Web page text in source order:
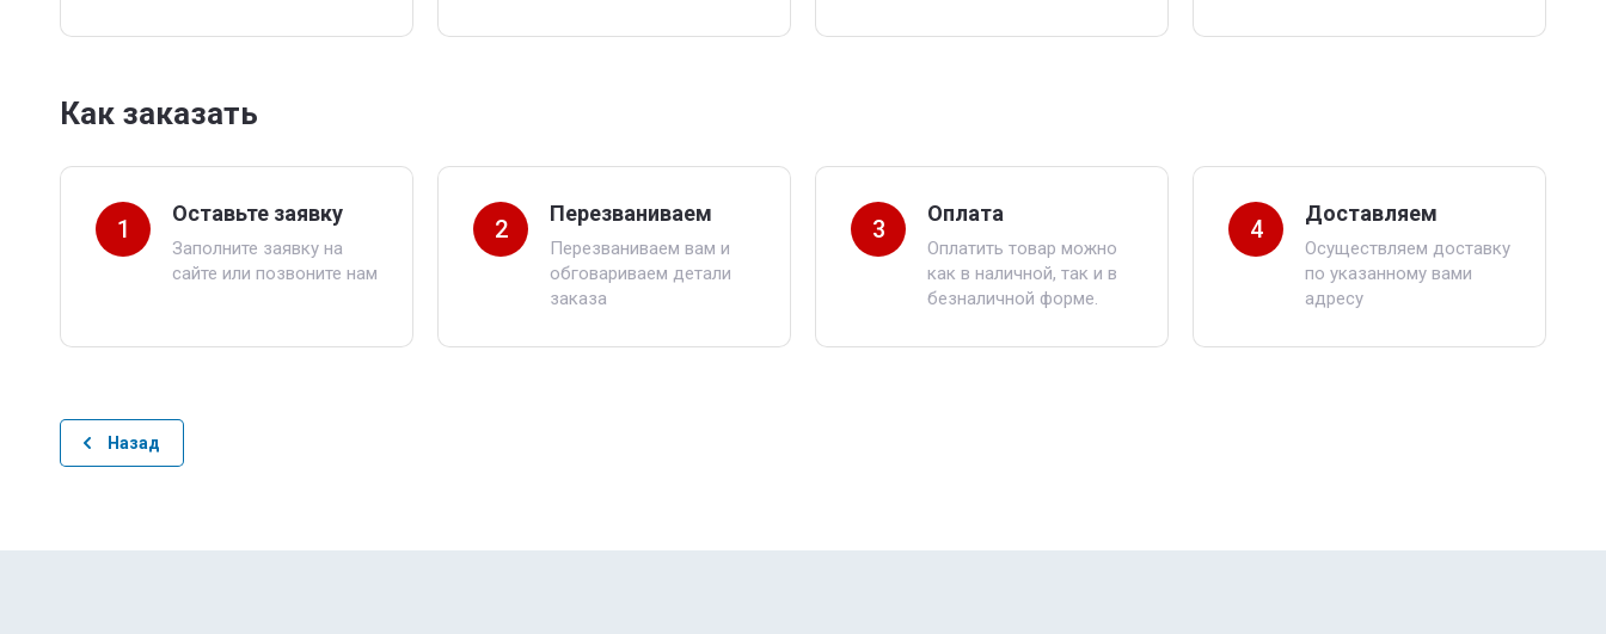
Как заказать
1
Оставьте заявку
Заполните заявку на
сайте или позвоните нам
2
Перезваниваем
Перезваниваем вам и
обговариваем детали
заказа
3
Оплата
Оплатить товар можно
как в наличной, так и в
безналичной форме.
4
Доставляем
Осуществляем доставку
по указанному вами
адресу
Назад